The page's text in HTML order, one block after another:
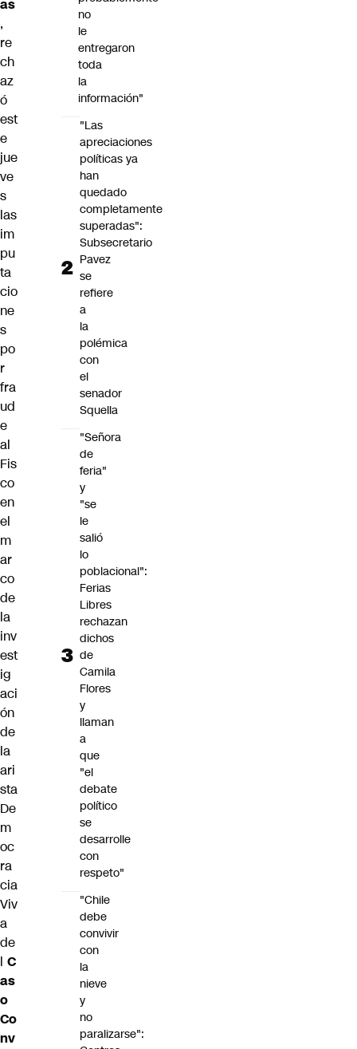
as
,
re
ch
az
ó
est
e
jue
ve
s
las
im
pu
ta
cio
ne
s
po
r
fra
ud
e
al
Fis
co
en
el
m
ar
co
de
la
inv
est
ig
aci
ón
de
la
ari
sta
De
m
oc
ra
cia
Viv
a
de
l C
as
o
Co
nv
no
le
entregaron
toda
la
información"
"Las
apreciaciones
políticas ya
han
quedado
completamente
superadas":
Subsecretario
Pavez
se
refiere
a
la
polémica
con
el
senador
Squella
"Señora
de
feria"
y
"se
le
salió
lo
poblacional":
Ferias
Libres
rechazan
dichos
de
Camila
Flores
y
llaman
a
que
"el
debate
político
se
desarrolle
con
respeto"
"Chile
debe
convivir
con
la
nieve
y
no
paralizarse":